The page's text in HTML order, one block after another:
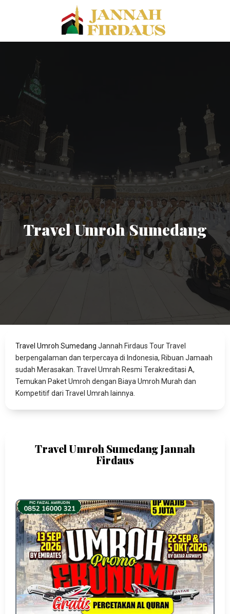
Travel Umroh Sumedang
Travel Umroh Sumedang Jannah Firdaus Tour Travel
berpengalaman dan terpercaya di Indonesia, Ribuan Jamaah
sudah Merasakan. Travel Umrah Resmi Terakreditasi A,
Temukan Paket Umroh dengan Biaya Umroh Murah dan
Kompetitif dari Travel Umrah lainnya.
Travel Umroh Sumedang Jannah
Firdaus